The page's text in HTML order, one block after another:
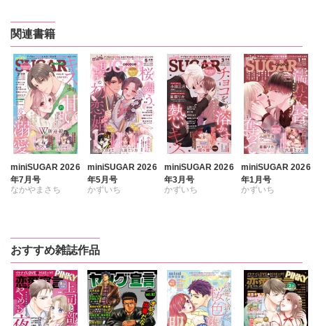
関連書籍
miniSUGAR 2026
年7月号
なかやまさち
ヒナギク びる
夏生恒
桐嶋ショウコ
九条タカオミ
小田三月
清水沙斗子
miniSUGAR 2026
年5月号
かずいち
ヒナギク
夏生恒
桐嶋ショウコ
九条タカオミ
清水沙斗子
海月うる子
miniSUGAR 2026
年3月号
かずいち
桐嶋ショウコ
小田三月
星脇リカ
清水沙斗子
miniSUGAR 2026
年1月号
かずいち
桐嶋ショウコ
小田三月
星脇リカ
清水沙斗子
おすすめ雑誌作品